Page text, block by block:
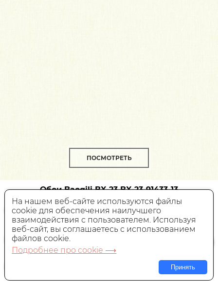
ПОСМОТРЕТЬ
Обои Baoqili BX-23BX-23-91433-13
Текстильные,Китай, 2,9x1 м
Цена:
9 595 руб. за пог. м
В КОРЗИНУ
На нашем веб-сайте используются файлы
cookie для обеспечения наилучшего
взаимодействия с пользователем. Используя
веб-сайт, вы соглашаетесь с использованием
файлов cookie.
Подробнее про cookie ⟶
Принять